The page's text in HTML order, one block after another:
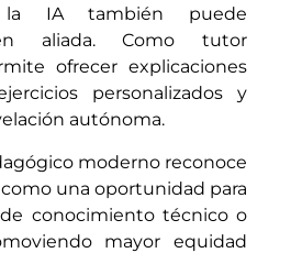
la IA también puede
aliada. Como tutor
ofrecer explicaciones
personalizados y
autónoma.
moderno reconoce
una oportunidad para
conocimiento técnico o
mayor equidad